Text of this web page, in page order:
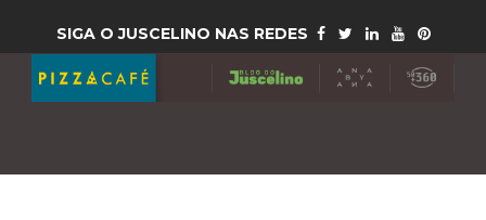
SIGA O JUSCELINO NAS REDES